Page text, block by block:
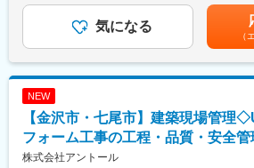
変更の範囲：会社の定める業務
◇家庭と仕事を両立したい方
◇営業が嫌いなわけじゃない。ただ“働
案するコンサルティング営業です。
(1)土地オーナーへのアプローチ（リス
す）
業手当＞有＜給与補足＞年収650万円（
与）／入社1年目 メンバー年収841万円
賞与）／入社2年目 メンバー年収1,156
＋賞与）／入社5年目 メンバー賃金は
り、選考を通じて上下する可能性があ
気になる
（
NEW
【金沢市・七尾市】建築現場管理
フォーム工事の工程・品質・安全
株式会社アントール